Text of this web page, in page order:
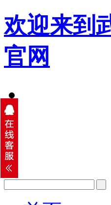
欢迎来到
官网